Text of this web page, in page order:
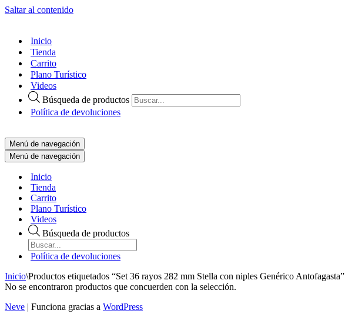
Saltar al contenido
Inicio
Tienda
Carrito
Plano Turístico
Videos
Búsqueda de productos
Política de devoluciones
Menú de navegación
Menú de navegación
Inicio
Tienda
Carrito
Plano Turístico
Videos
Búsqueda de productos
Política de devoluciones
Inicio\Productos etiquetados “Set 36 rayos 282 mm Stella con niples Genérico Antofagasta”
No se encontraron productos que concuerden con la selección.
Neve | Funciona gracias a WordPress